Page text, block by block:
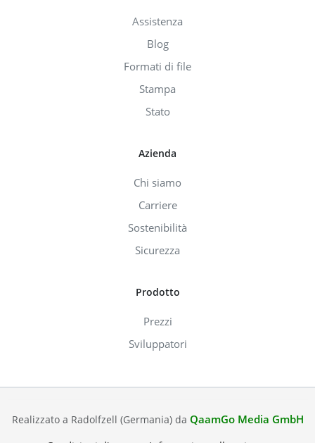
Assistenza
Blog
Formati di file
Stampa
Stato
Azienda
Chi siamo
Carriere
Sostenibilità
Sicurezza
Prodotto
Prezzi
Sviluppatori
Realizzato a Radolfzell (Germania) da QaamGo Media GmbH